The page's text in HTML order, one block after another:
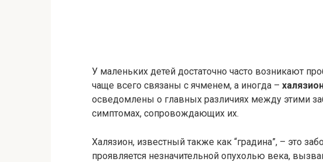
У маленьких детей достаточно часто возникают
чаще всего связаны с ячменем, а иногда –
осведомлены о главных различиях между этими
симптомах, сопровождающих их.
Халязион, известный также как “градина”, – это
проявляется незначительной опухолью века,